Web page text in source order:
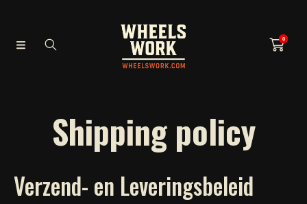
0
Shipping policy
Verzend- en Leveringsbeleid